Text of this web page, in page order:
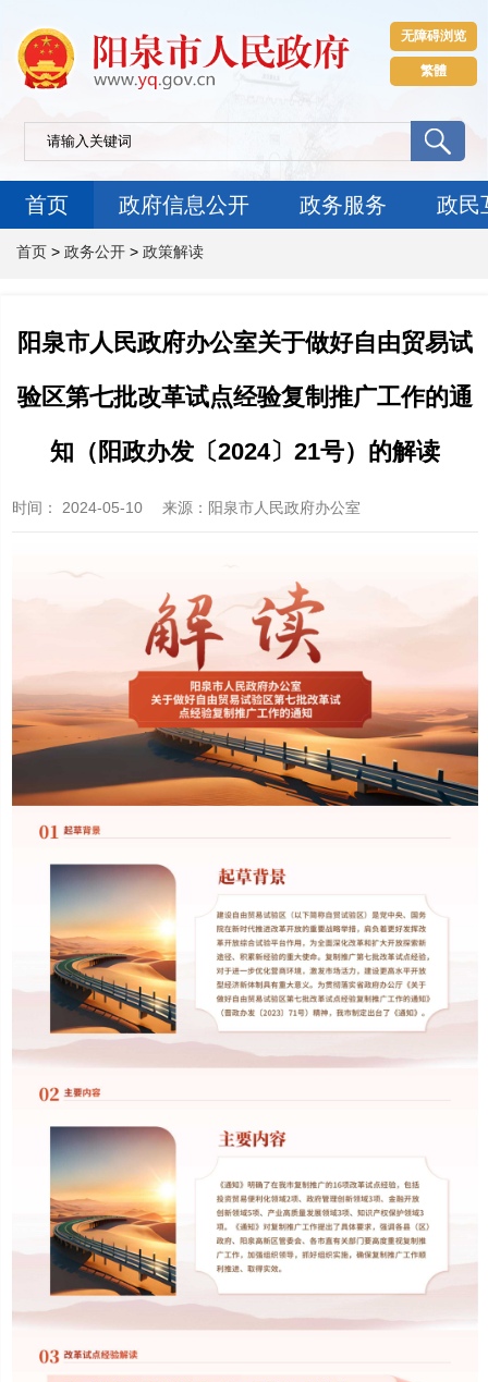
无障碍浏览
繁體
首页 政府信息公开 政务服务 政民
首页 > 政务公开 > 政策解读
阳泉市人民政府办公室关于做好自由贸易试
验区第七批改革试点经验复制推广工作的通
知（阳政办发〔2024〕21号）的解读
时间： 2024-05-10 来源 ：阳泉市人民政府办公室